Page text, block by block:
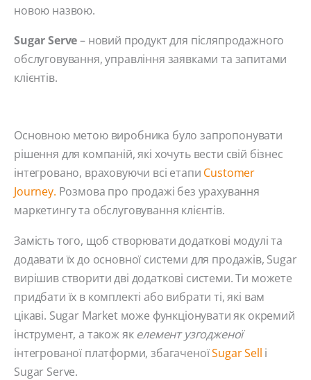
новою назвою.
Sugar Serve– новий продукт для післяпродажного
обслуговування, управління заявками та запитами
клієнтів.
Основною метою виробника було запропонувати
рішення для компаній, які хочуть вести свій бізнес
інтегровано, враховуючи всі етапи Customer
Journey. Розмова про продажі без урахування
маркетингу та обслуговування клієнтів.
Замість того, щоб створювати додаткові модулі та
додавати їх до основної системи для продажів, Sugar
вирішив створити дві додаткові системи. Ти можете
придбати їх в комплекті або вибрати ті, які вам
цікаві. Sugar Market може функціонувати як окремий
інструмент, а також як елемент узгодженої
інтегрованої платформи, збагаченоїSugar Sell і
Sugar Serve.